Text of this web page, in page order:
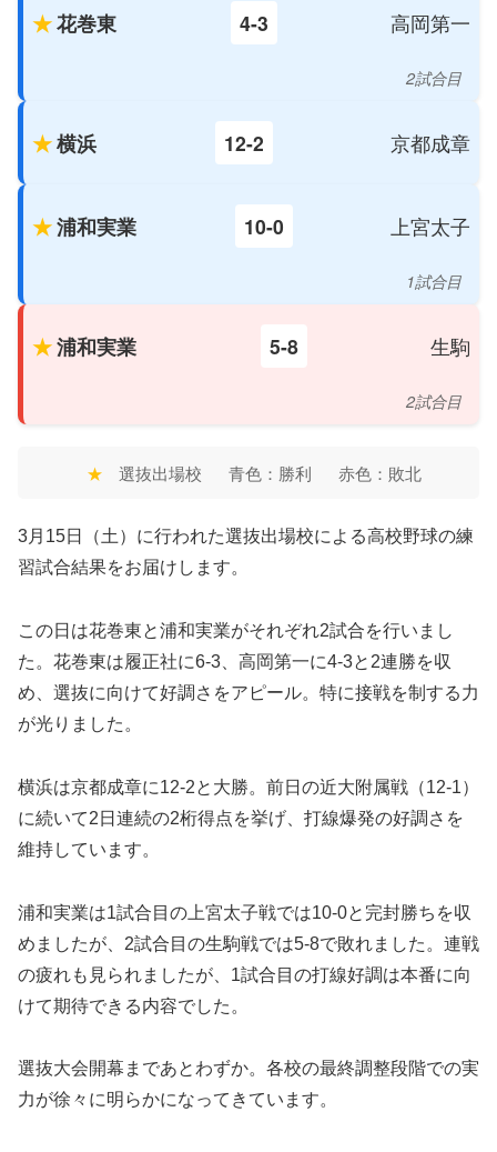
花巻東 4-3 高岡第一
2試合目
横浜 12-2 京都成章
浦和実業 10-0 上宮太子
1試合目
浦和実業 5-8 生駒
2試合目
★ 選抜出場校 青色：勝利 赤色：敗北
3月15日（土）に行われた選抜出場校による高校野球の練
習試合結果をお届けします。
この日は花巻東と浦和実業がそれぞれ2試合を行いまし
た。花巻東は履正社に6-3、高岡第一に4-3と2連勝を収
め、選抜に向けて好調さをアピール。特に接戦を制する力
が光りました。
横浜は京都成章に12-2と大勝。前日の近大附属戦（12-1）
に続いて2日連続の2桁得点を挙げ、打線爆発の好調さを
維持しています。
浦和実業は1試合目の上宮太子戦では10-0と完封勝ちを収
めましたが、2試合目の生駒戦では5-8で敗れました。連戦
の疲れも見られましたが、1試合目の打線好調は本番に向
けて期待できる内容でした。
選抜大会開幕まであとわずか。各校の最終調整段階での実
力が徐々に明らかになってきています。